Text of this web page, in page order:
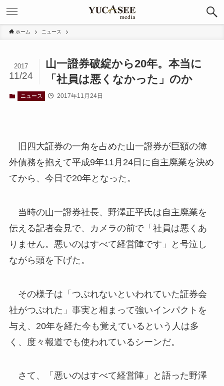
ホーム ニュース
山一證券破綻から20年。本当に
「社員は悪くなかった」のか
2017
11/24
ニュース 2017年11月24日
旧四大証券の一角を占めた山一證券が巨額の簿
外債務を抱えて平成9年11月24日に自主廃業を決め
てから、今日で20年となった。
当時の山一證券社長、野澤正平氏は自主廃業を
伝える記者会見で、カメラの前で「社員は悪くあ
りません。悪いのはすべて経営陣です」と号泣し
ながら頭を下げた。
その様子は「つぶれないといわれていた証券会
社がつぶれた」事実と相まって強いインパクトを
与え、20年を経た今も覚えているという人は多
く、度々報道でも使われているシーンだ。
さて、「悪いのはすべて経営陣」と語った野澤